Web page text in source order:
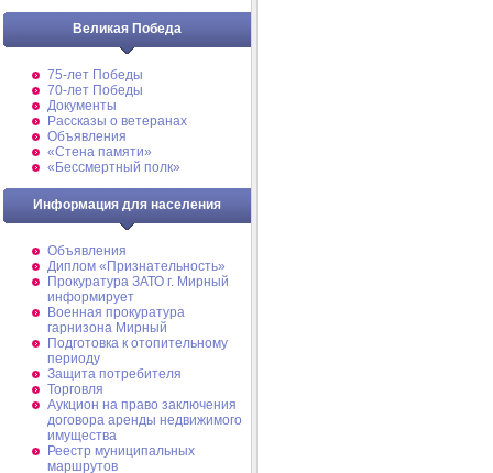
Великая Победа
75-лет Победы
70-лет Победы
Документы
Рассказы о ветеранах
Объявления
«Стена памяти»
«Бессмертный полк»
Информация для населения
Объявления
Диплом «Признательность»
Прокуратура ЗАТО г. Мирный
информирует
Военная прокуратура
гарнизона Мирный
Подготовка к отопительному
периоду
Защита потребителя
Торговля
Аукцион на право заключения
договора аренды недвижимого
имущества
Реестр муниципальных
маршрутов